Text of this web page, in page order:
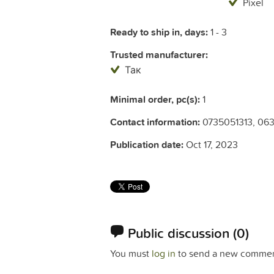
Ready to ship in, days:1 - 3
Trusted manufacturer:
Так
Minimal order, pc(s):1
Contact information:0735051313,
Publication date:Oct 17, 2023
Public discussion (0)
You must log in to send a new